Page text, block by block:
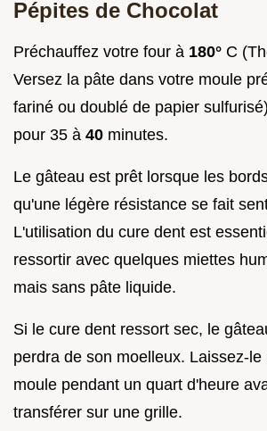
Pépites de Chocolat
Préchauffez votre four à 180° C
Versez la pâte dans votre moule
fariné ou doublé de papier
pour 35 à 40 minutes.
Le gâteau est prêt lorsque les
qu'une légère résistance se fait
L'utilisation du cure dent est
ressortir avec quelques miettes
mais sans pâte liquide.
Si le cure dent ressort sec, le
perdra de son moelleux. Laissez-
moule pendant un quart d'heure
transférer sur une grille.